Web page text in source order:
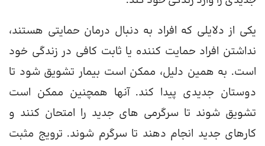
یکی از دلایلی که افراد به دنبال درمان حمایتی هستند،
نداشتن افراد حمایت کننده یا ثابت کافی در زندگی خود
است. به همین دلیل، ممکن است بیمار تشویق شود تا
دوستان جدیدی پیدا کند. آنها همچنین ممکن است
تشویق شوند تا سرگرمی های جدید را امتحان کنند و
کارهای جدید انجام دهند تا سرگرم شوند. ترویج مثبت